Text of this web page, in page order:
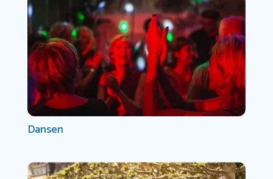
Dansen